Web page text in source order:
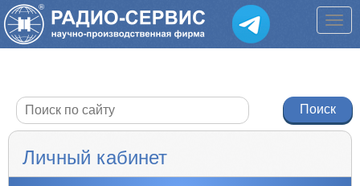
Личный кабинет